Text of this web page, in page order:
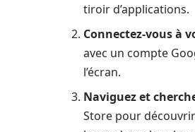
tiroir d’applications.
Connectez-vous à
avec un compte
l’écran.
Naviguez et
Store pour